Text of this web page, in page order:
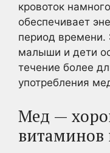
кровоток
обеспечивает
период времени.
малыши и дети
течение более
употребления
Мед —
витаминов